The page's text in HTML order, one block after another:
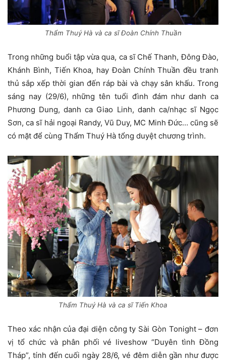
Thẩm Thuý Hà và ca sĩ Đoàn Chính Thuần
Trong những buổi tập vừa qua, ca sĩ Chế Thanh, Đông Đào,
Khánh Bình, Tiến Khoa, hay Đoàn Chính Thuần đều tranh
thủ sắp xếp thời gian đến ráp bài và chạy sân khấu. Trong
sáng nay (29/6), những tên tuổi đình đám như danh ca
Phương Dung, danh ca Giao Linh, danh ca/nhạc sĩ Ngọc
Sơn, ca sĩ hải ngoại Randy, Vũ Duy, MC Minh Đức… cũng sẽ
có mặt để cùng Thẩm Thuý Hà tổng duyệt chương trình.
Thẩm Thuý Hà và ca sĩ Tiến Khoa
Theo xác nhận của đại diện công ty Sài Gòn Tonight – đơn
vị tổ chức và phân phối vé liveshow “Duyên tình Đồng
Tháp”, tính đến cuối ngày 28/6, vé đêm diễn gần như được